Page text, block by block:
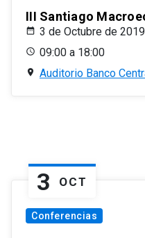
III Santiago
3 de Octubre de 2019
09:00 a 18:00
Auditorio Banco
3 OCT
Conferencias